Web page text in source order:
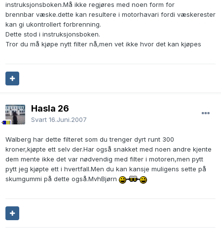
instruksjonsboken.Må ikke regjøres med noen form for
brennbar væske.dette kan resultere i motorhavari fordi væskerester
kan gi ukontrollert forbrenning.
Dette stod i instruksjonsboken.
Tror du må kjøpe nytt filter nå,men vet ikke hvor det kan kjøpes
Hasla 26
Svart 16.Juni.2007
Walberg har dette filteret som du trenger dyrt runt 300
kroner,kjøpte ett selv der.Har også snakket med noen andre kjente
dem mente ikke det var nødvendig med filter i motoren,men pytt
pytt jeg kjøpte ett i hvertfall.Men du kan kansje muligens sette på
skumgummi på dette også.MvhBjørn